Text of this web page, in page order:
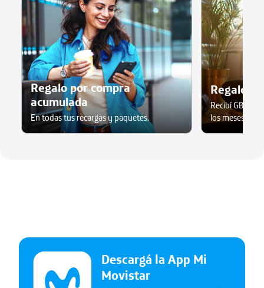
Regalo por compra
acumulada
En todas tus recargas y paquetes.
Regalo
Recibí GB
los meses.
Descargá la App Mi
Movistar